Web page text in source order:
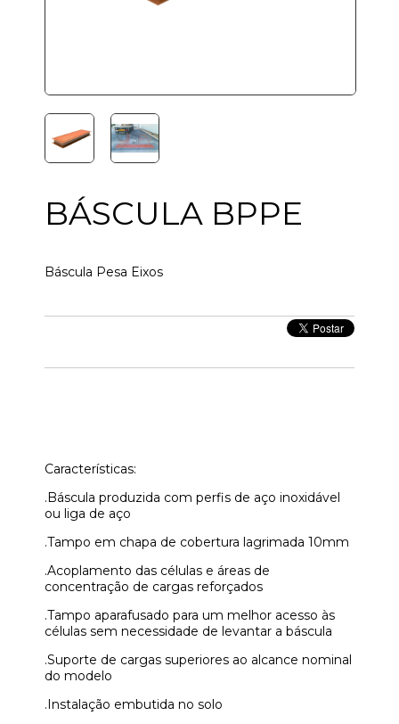
BÁSCULA BPPE
Báscula Pesa Eixos
Características:
.Báscula produzida com perfis de aço inoxidável
ou liga de aço
.Tampo em chapa de cobertura lagrimada 10mm
.Acoplamento das células e áreas de
concentração de cargas reforçados
.Tampo aparafusado para um melhor acesso às
células sem necessidade de levantar a báscula
.Suporte de cargas superiores ao alcance nominal
do modelo
.Instalação embutida no solo